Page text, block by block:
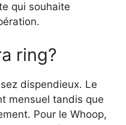
qui souhaite
.
ring?
dispendieux. Le
mensuel tandis que
Pour le Whoop,